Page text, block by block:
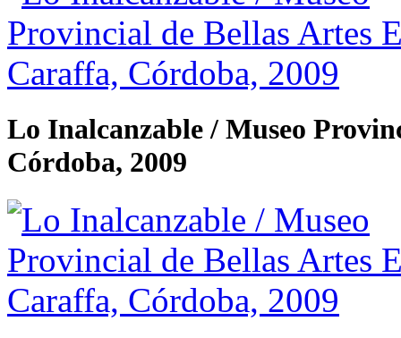
Lo Inalcanzable / Museo
Córdoba, 2009